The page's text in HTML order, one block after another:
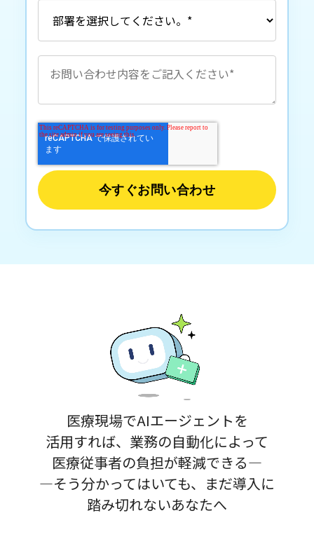
医療現場でAIエージェントを
活用すれば、 業務の自動化によって
医療従事者の負担が軽減できる―
―そう分かってはいても、 まだ導入に
踏み切れないあなたへ